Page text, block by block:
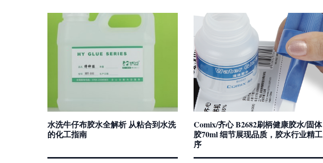
水洗牛仔布胶水全解析 从粘合到水洗
的化工指南
Comix/齐心 B2682刷柄健康胶水/固体
胶70ml 细节展现品质，胶水行业精工
序